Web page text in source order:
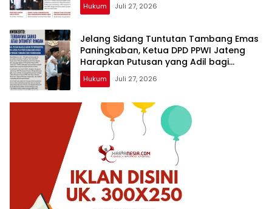
Hukum Juli 27, 2026
Jelang Sidang Tuntutan Tambang Emas
Paningkaban, Ketua DPD PPWI Jateng
Harapkan Putusan yang Adil bagi
Terdakwa Sarko
Hukum Juli 27, 2026